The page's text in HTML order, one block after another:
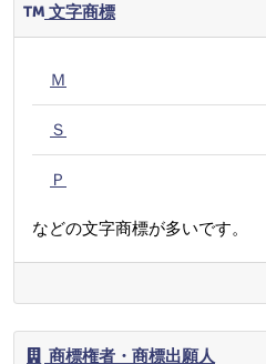
文字商標
Ｍ
Ｓ
Ｐ
などの文字商標が多いです。
商標権者・商標出願人